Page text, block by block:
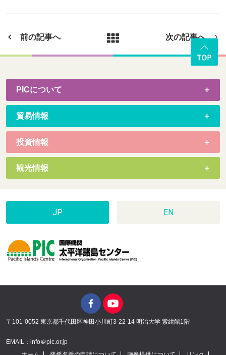
前の記事へ 次の記事へ
PICについて
貿易情報
投資情報
観光情報
JP EN
〒101-0052 東京都千代田区神田小川町3-22-14 明治大学 紫紺館1階
EMAIL：info＠pic.or.jp